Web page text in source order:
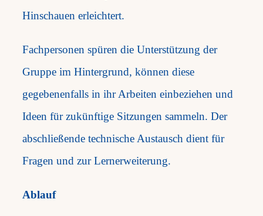
Hinschauen erleichtert.
Fachpersonen spüren die Unterstützung der
Gruppe im Hintergrund, können diese
gegebenenfalls in ihr Arbeiten einbeziehen und
Ideen für zukünftige Sitzungen sammeln. Der
abschließende technische Austausch dient für
Fragen und zur Lernerweiterung.
Ablauf